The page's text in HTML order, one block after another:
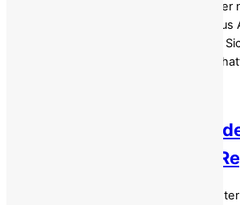
Die öffentliche Wut im Iran wächst weiter
20-jährigen Studenten Ahmad Baledi aus
selbst anzündete, nachdem städtische
Imbissstand seiner Familie abgerissen
Iran: Fast eine Million
Schulbildung unter dem
Die Schulabbrecherquote im Iran hat